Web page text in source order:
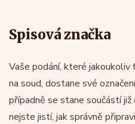
Spisová značka
Vaše podání, které
na soud, dostane své
případně se stane součástí již
nejste jistí, jak správně